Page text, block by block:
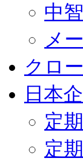
中
メ
クロ
日本
定
定